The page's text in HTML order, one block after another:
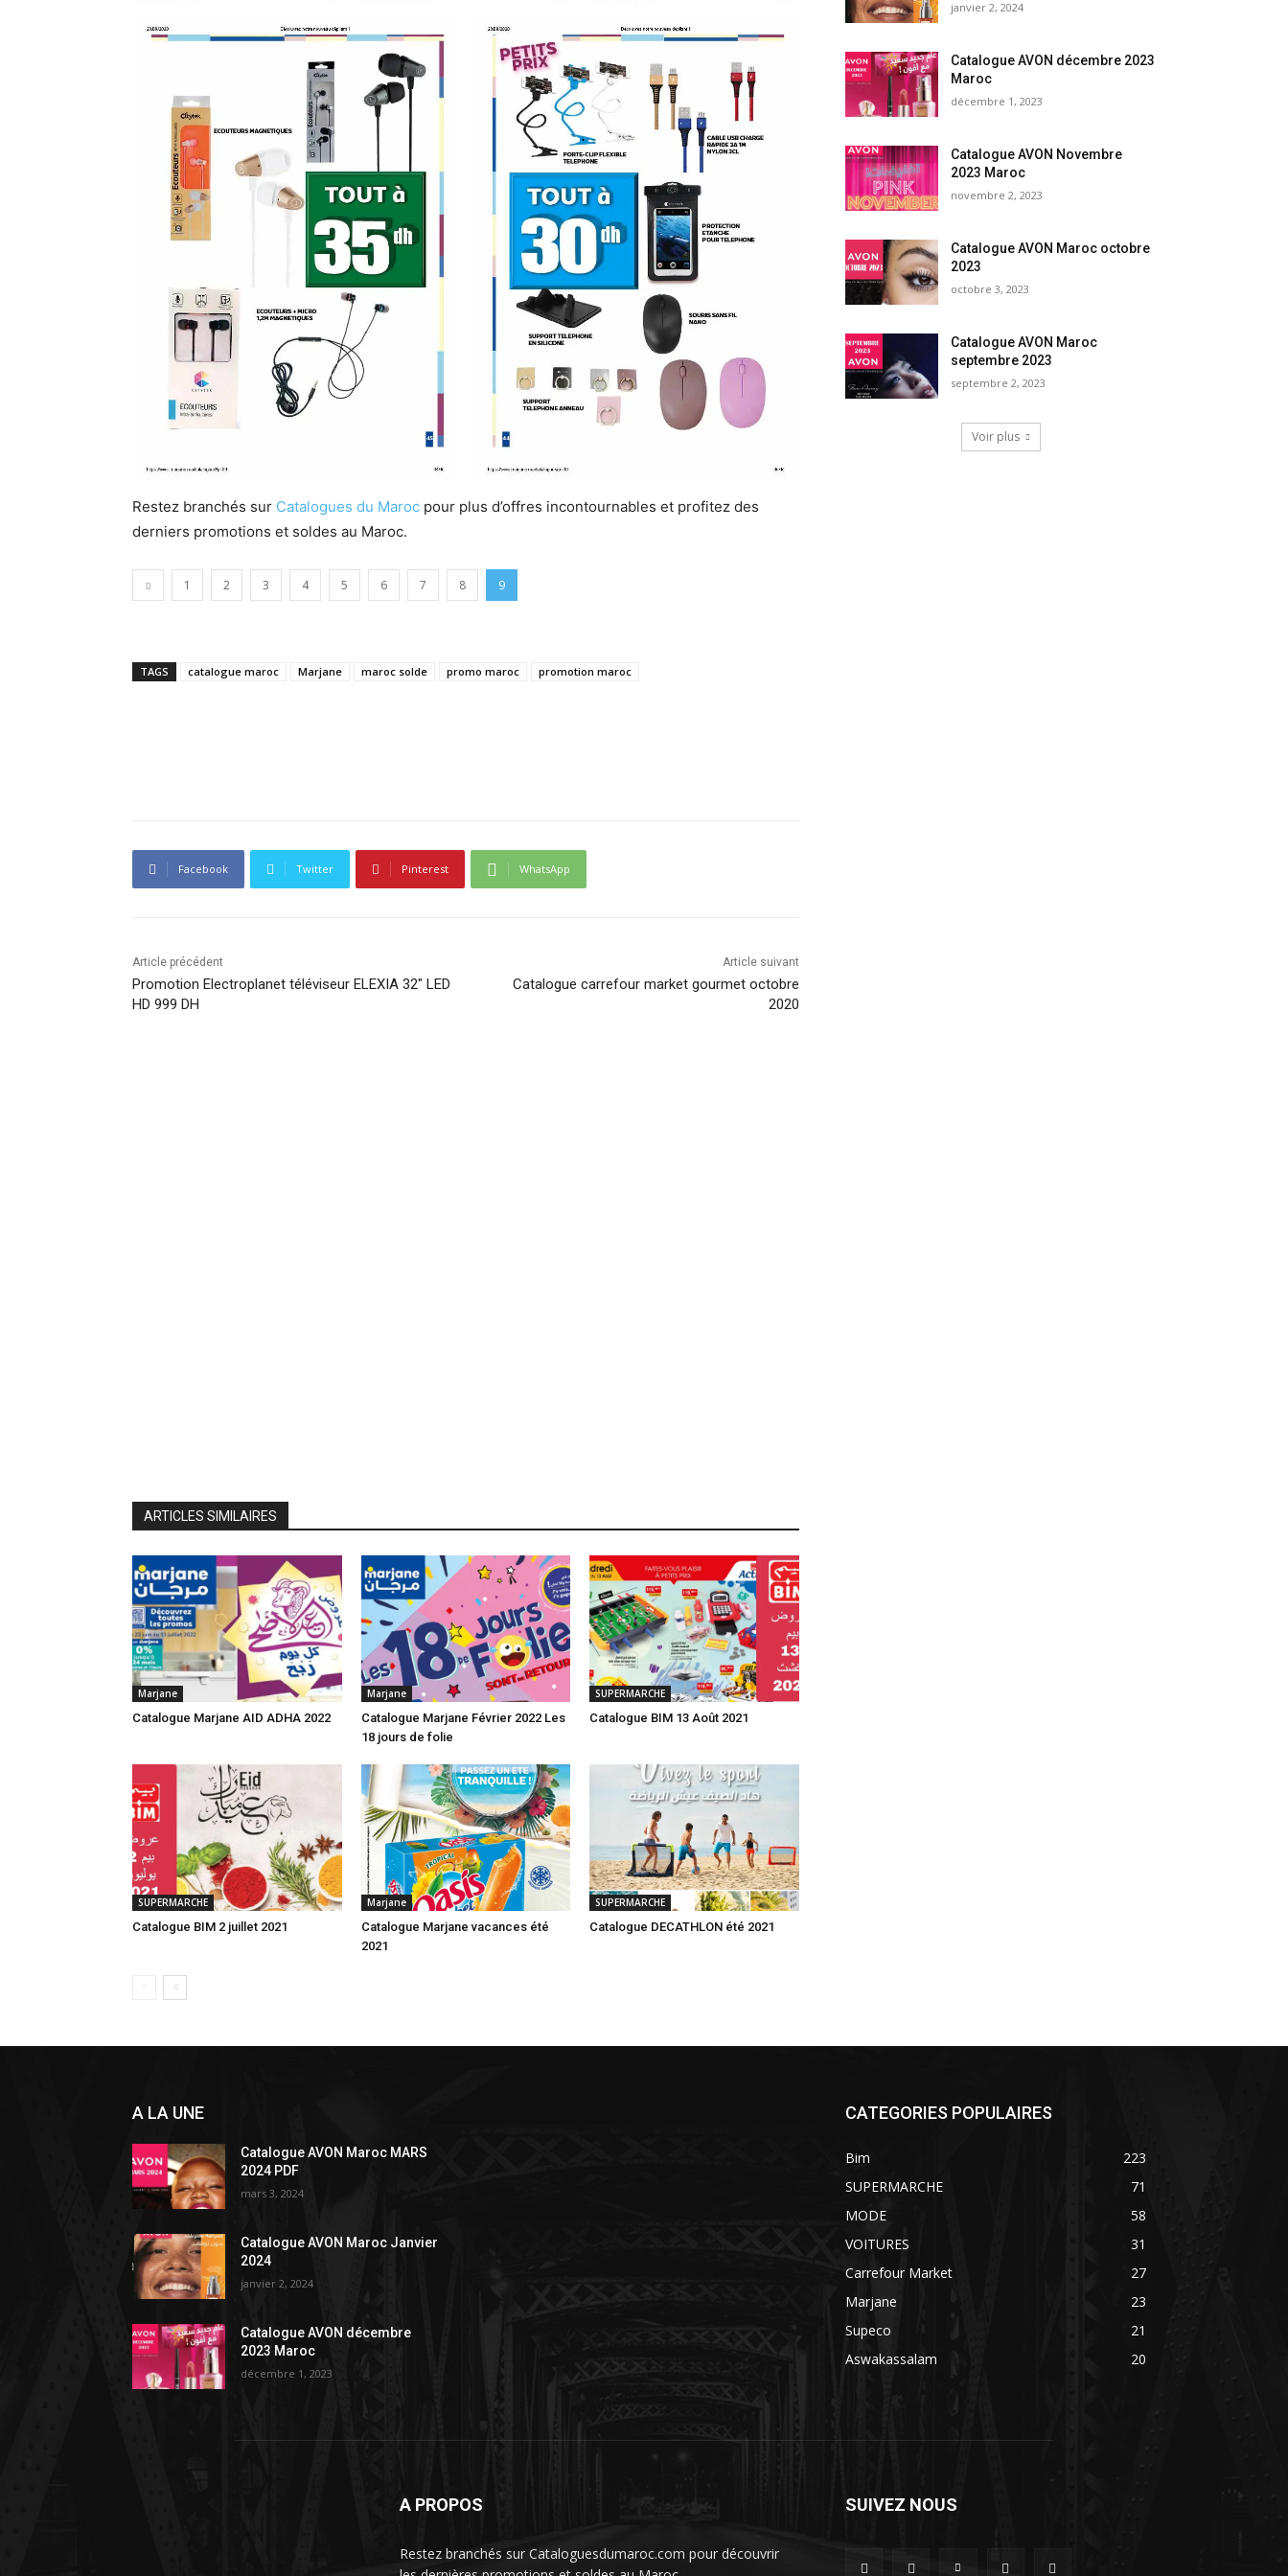
Restez branchés sur Catalogues du Maroc pour plus d’offres incontournables et profitez des
derniers promotions et soldes au Maroc.
1 2 3 4 5 6 7 8 9
TAGS catalogue maroc Marjane maroc solde promo maroc promotion maroc
Facebook Twitter Pinterest WhatsApp
Article précédent
Promotion Electroplanet téléviseur ELEXIA 32″ LED
HD 999 DH
Article suivant
Catalogue carrefour market gourmet octobre
2020
ARTICLES SIMILAIRES
Marjane
Catalogue Marjane AID ADHA 2022
Marjane
Catalogue Marjane Février 2022 Les
18 jours de folie
SUPERMARCHE
Catalogue BIM 13 Août 2021
SUPERMARCHE
Catalogue BIM 2 juillet 2021
Marjane
Catalogue Marjane vacances été
2021
SUPERMARCHE
Catalogue DECATHLON été 2021
janvier 2, 2024
Catalogue AVON décembre 2023
Maroc
décembre 1, 2023
Catalogue AVON Novembre
2023 Maroc
novembre 2, 2023
Catalogue AVON Maroc octobre
2023
octobre 3, 2023
Catalogue AVON Maroc
septembre 2023
septembre 2, 2023
Voir plus
A LA UNE
Catalogue AVON Maroc MARS
2024 PDF
mars 3, 2024
Catalogue AVON Maroc Janvier
2024
janvier 2, 2024
Catalogue AVON décembre
2023 Maroc
décembre 1, 2023
CATEGORIES POPULAIRES
Bim
223
SUPERMARCHE
71
MODE
58
VOITURES
31
Carrefour Market
27
Marjane
23
Supeco
21
Aswakassalam
20
A PROPOS
Restez branchés sur Cataloguesdumaroc.com pour découvrir
SUIVEZ NOUS